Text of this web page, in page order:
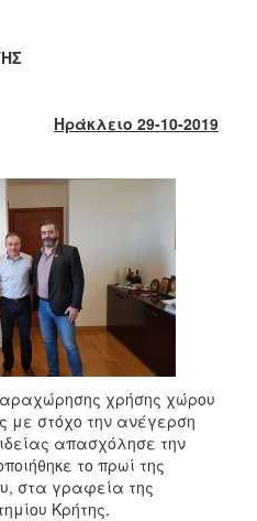
Ηράκλειο 29-10-2019
χρήσης χώρου
με στόχο την ανέγερση
απασχόλησε την
το πρωί της
στα γραφεία της
Κρήτης.